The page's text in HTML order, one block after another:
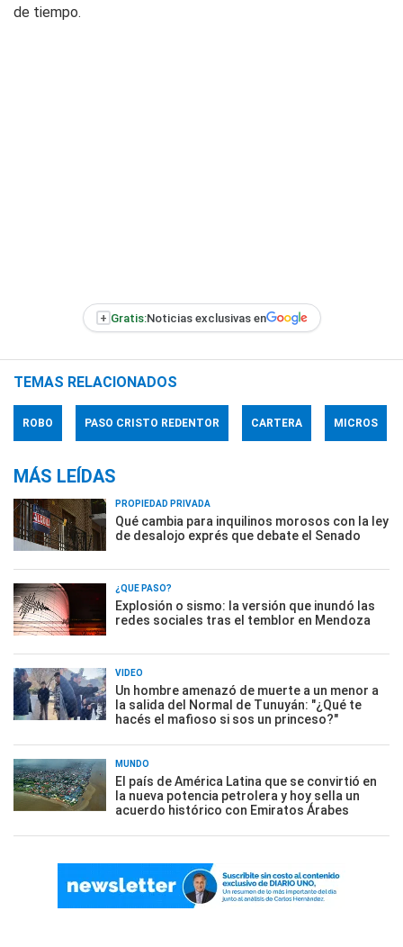
de tiempo.
+ Gratis:Noticias exclusivas en
TEMAS RELACIONADOS
ROBO PASO CRISTO REDENTOR CARTERA MICROS
MÁS LEÍDAS
PROPIEDAD PRIVADA
Qué cambia para inquilinos morosos con la ley
de desalojo exprés que debate el Senado
¿QUÉ PASÓ?
Explosión o sismo: la versión que inundó las
redes sociales tras el temblor en Mendoza
VIDEO
Un hombre amenazó de muerte a un menor a
la salida del Normal de Tunuyán: "¿Qué te
hacés el mafioso si sos un princeso?"
MUNDO
El país de América Latina que se convirtió en
la nueva potencia petrolera y hoy sella un
acuerdo histórico con Emiratos Árabes